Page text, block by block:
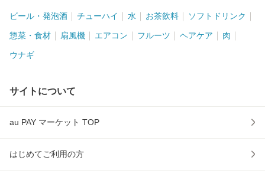
ビール・発泡酒 チューハイ 水 お茶飲料 ソフトドリンク
惣菜・食材 扇風機 エアコン フルーツ ヘアケア 肉
ウナギ
サイトについて
au PAY マーケット TOP
はじめてご利用の方